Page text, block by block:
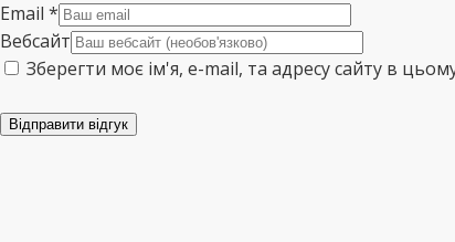
Email *
Вебсайт
Зберегти моє ім'я, e-mail, та адресу сайту в
Відправити відгук